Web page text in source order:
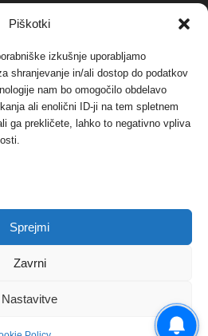
Piškotki
izkušnje uporabljamo
shranjevanje in/ali dostop do podatkov
nam bo omogočilo obdelavo
ali enolični ID-ji na tem spletnem
ga prekličete, lahko to negativno vpliva
Sprejmi
Zavrni
Nastavitve
vetrnim elektrarnam na Ojstrici, v
bolj...
12. maja, 2017
Celovcu v korist elektrarnam
cvetličarskega mojstra Andreja
27. novembra, 2017